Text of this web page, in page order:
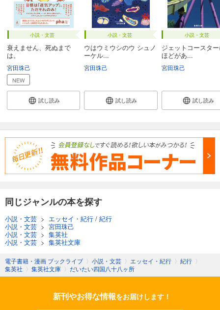
小説・文芸
衰えません、死ぬまで
は。
宮田珠己
NEW
試し読み
小説・文芸
ウはウミウシのウ シュノ
ーケル...
宮田珠己
試し読み
小説・文芸
ジェットコースタ
ほどがあ...
宮田珠己
試し読み
同じジャンルの本を探す
小説・文芸 > エッセイ・紀行 / 紀行
小説・文芸 > 宮田珠己
小説・文芸 > 集英社
小説・文芸 > 集英社文庫
電子書籍・漫画 ブックライブ 〉 小説・文芸 〉 エッセイ・紀行 〉 紀行 〉
集英社 〉 集英社文庫 〉 だいたい四国八十八ヶ所
新刊やお得な情報をお届けします！